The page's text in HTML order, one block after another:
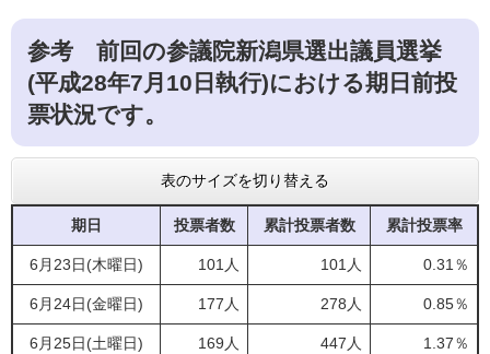
参考 前回の参議院新潟県選出議員選挙
(平成28年7月10日執行)における期日前投
票状況です。
表のサイズを切り替える
期日 投票者数 累計投票者数 累計投票率
6月23日(木曜日) 101人 101人 0.31％
6月24日(金曜日) 177人 278人 0.85％
6月25日(土曜日) 169人 447人 1.37％